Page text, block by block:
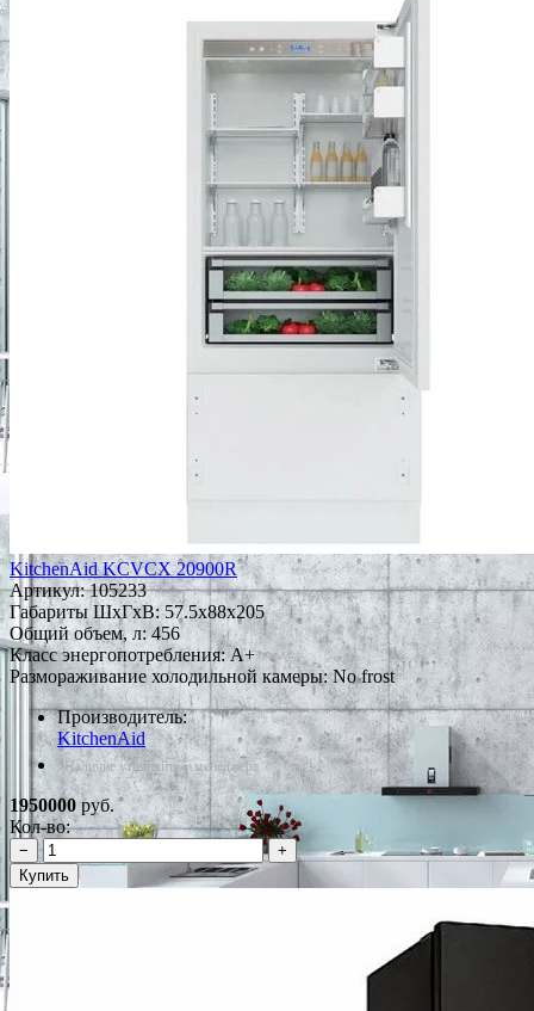
KitchenAid KCVCX 20900R
Артикул:105233
Габариты ШxГxВ: 57.5x88x205
Общий объем, л: 456
Класс энергопотребления: A+
Размораживание холодильной камеры: No frost
Производитель:
KitchenAid
*Наличие уточняйте у менеджера
1950000 руб.
Кол-во:
−
+
Купить